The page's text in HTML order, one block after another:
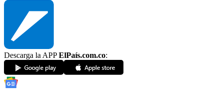
Descarga la APPElPaís.com.co: